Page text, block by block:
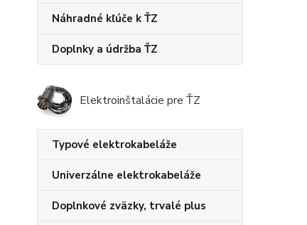
Náhradné kľúče k ŤZ
Doplnky a údržba ŤZ
Elektroinštalácie pre ŤZ
Typové elektrokabeláže
Univerzálne elektrokabeláže
Doplnkové zväzky, trvalé plus